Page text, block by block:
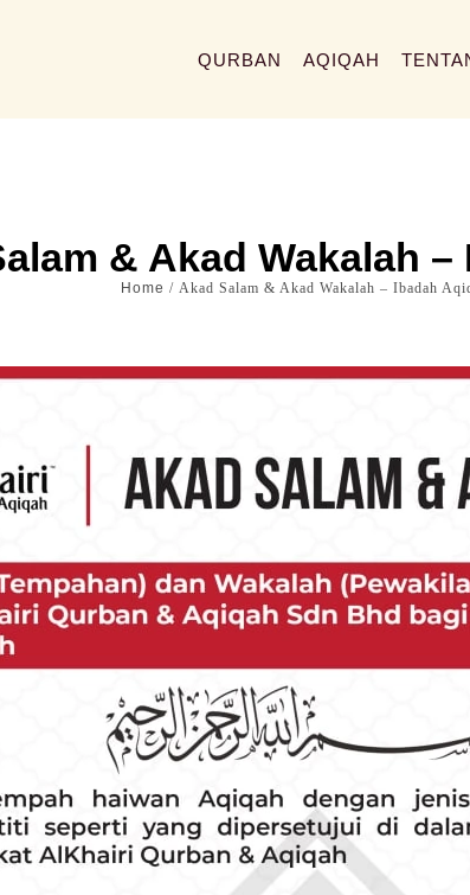
QURBAN AQIQAH
& Akad Wakalah
Home / Akad Salam & Akad Wakalah – Ibadah